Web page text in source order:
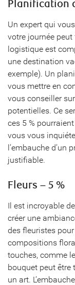
Planification
Un expert qui
votre journée
logistique est
une destination
exemple). Un
vous mettre en
vous conseiller
potentielles. Ce
ces 5 %
vous vous
l’embauche d’un
justifiable.
Fleurs – 5 %
Il est incroyable
créer une
des fleuristes
compositions
touches, comme
bouquet peut être
un art.